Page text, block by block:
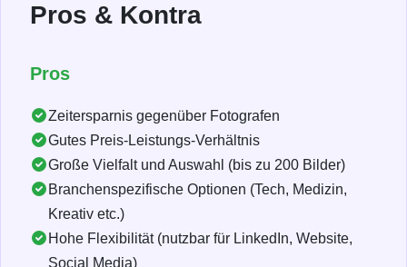
Pros & Kontra
Pros
Zeitersparnis gegenüber Fotografen
Gutes Preis-Leistungs-Verhältnis
Große Vielfalt und Auswahl (bis zu 200 Bilder)
Branchenspezifische Optionen (Tech, Medizin,
Kreativ etc.)
Hohe Flexibilität (nutzbar für LinkedIn, Website,
Social Media)